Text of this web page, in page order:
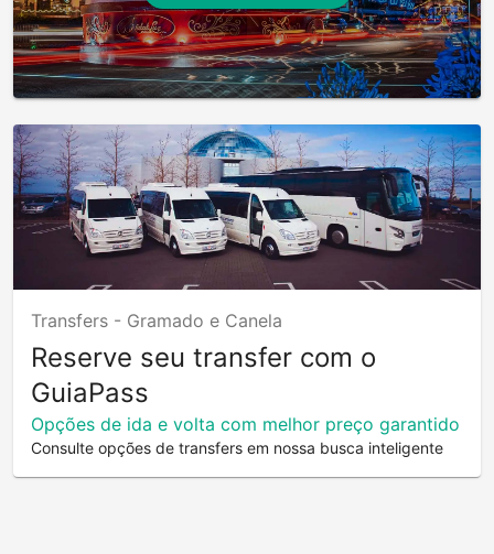
Transfers - Gramado e Canela
Reserve seu transfer com o
GuiaPass
Opções de ida e volta com melhor preço garantido
Consulte opções de transfers em nossa busca inteligente